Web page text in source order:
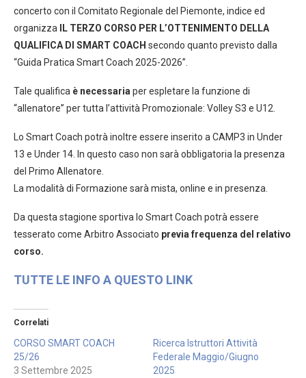
concerto con il Comitato Regionale del Piemonte, indice ed
organizza
IL TERZO CORSO PER L’OTTENIMENTO DELLA
QUALIFICA DI SMART COACH secondo quanto previsto dalla
“Guida Pratica Smart Coach 2025-2026”.
Tale qualifica è necessaria per espletare la funzione di
“allenatore” per tutta l’attività Promozionale: Volley S3 e U12.
Lo Smart Coach potrà inoltre essere inserito a CAMP3 in Under
13 e Under 14. In questo caso non sarà obbligatoria la presenza
del Primo Allenatore.
La modalità di Formazione sarà mista, online e in presenza.
Da questa stagione sportiva lo Smart Coach potrà essere
tesserato come Arbitro Associato previa frequenza del relativo
corso.
TUTTE LE INFO A QUESTO LINK
Correlati
CORSO SMART COACH
25/26
3 Settembre 2025
Ricerca Istruttori Attività
Federale Maggio/Giugno
2025